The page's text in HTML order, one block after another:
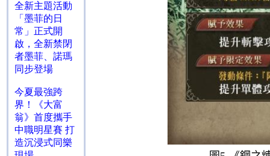
全新主題活動
「墨菲的日
常」正式開
啟，全新禁閉
者墨菲、諾瑪
同步登場
今夏最強跨
界！《大富
翁》首度攜手
中職明星賽 打
造沉浸式同樂